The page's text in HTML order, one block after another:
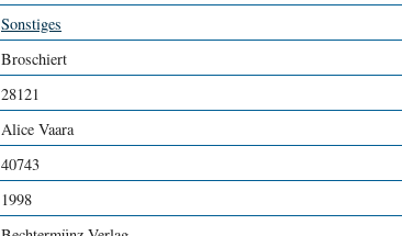
Sonstiges
Broschiert
28121
Alice Vaara
40743
1998